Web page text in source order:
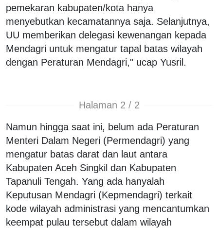
pemekaran kabupaten/kota hanya
menyebutkan kecamatannya saja. Selanjutnya,
UU memberikan delegasi kewenangan kepada
Mendagri untuk mengatur tapal batas wilayah
dengan Peraturan Mendagri," ucap Yusril.
Halaman 2 / 2
Namun hingga saat ini, belum ada Peraturan
Menteri Dalam Negeri (Permendagri) yang
mengatur batas darat dan laut antara
Kabupaten Aceh Singkil dan Kabupaten
Tapanuli Tengah. Yang ada hanyalah
Keputusan Mendagri (Kepmendagri) terkait
kode wilayah administrasi yang mencantumkan
keempat pulau tersebut dalam wilayah